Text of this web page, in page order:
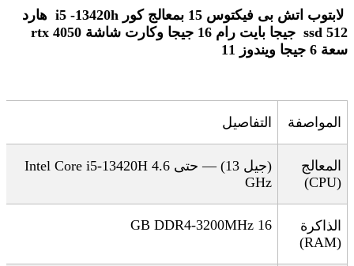
لابتوب اتش بى فيكتوس 15 بمعالج كور i5 -13420h هارد
سعة 6 جيجا ويندوز 11
المواصفة التفاصيل
المعالج
(CPU)
Intel Core i5-13420H
(جيل 13) — حتى 4.6
GHz
الذاكرة
(RAM)
16 GB DDR4-3200MHz